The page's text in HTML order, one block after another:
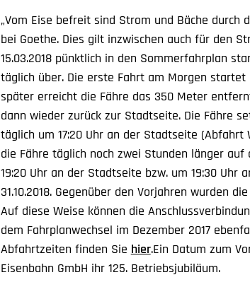
„Vom Eise befreit sind Strom und Bäche durch
bei Goethe. Dies gilt inzwischen auch für den
15.03.2018 pünktlich in den Sommerfahrplan
täglich über. Die erste Fahrt am Morgen
später erreicht die Fähre das 350 Meter
dann wieder zurück zur Stadtseite. Die Fähre
täglich um 17:20 Uhr an der Stadtseite
die Fähre täglich noch zwei Stunden länger
19:20 Uhr an der Stadtseite bzw. um 19:30
31.10.2018. Gegenüber den Vorjahren wurden
Auf diese Weise können die
dem Fahrplanwechsel im Dezember 2017
Abfahrtzeiten finden Sie hier.Ein Datum zum
Eisenbahn GmbH ihr 125. Betriebsjubiläum.